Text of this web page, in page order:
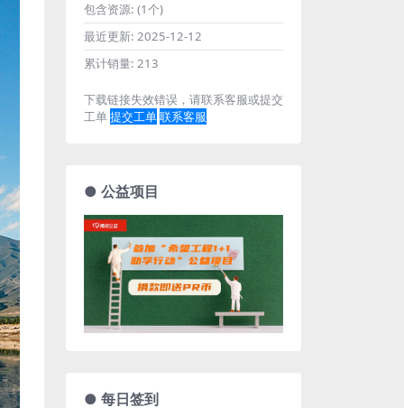
包含资源: (1个)
最近更新: 2025-12-12
累计销量: 213
下载链接失效错误，请联系客服或提交
工单提交工单联系客服
● 公益项目
● 每日签到